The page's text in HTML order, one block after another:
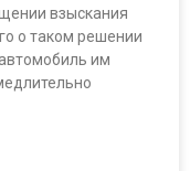
взыскания
о таком решении
им